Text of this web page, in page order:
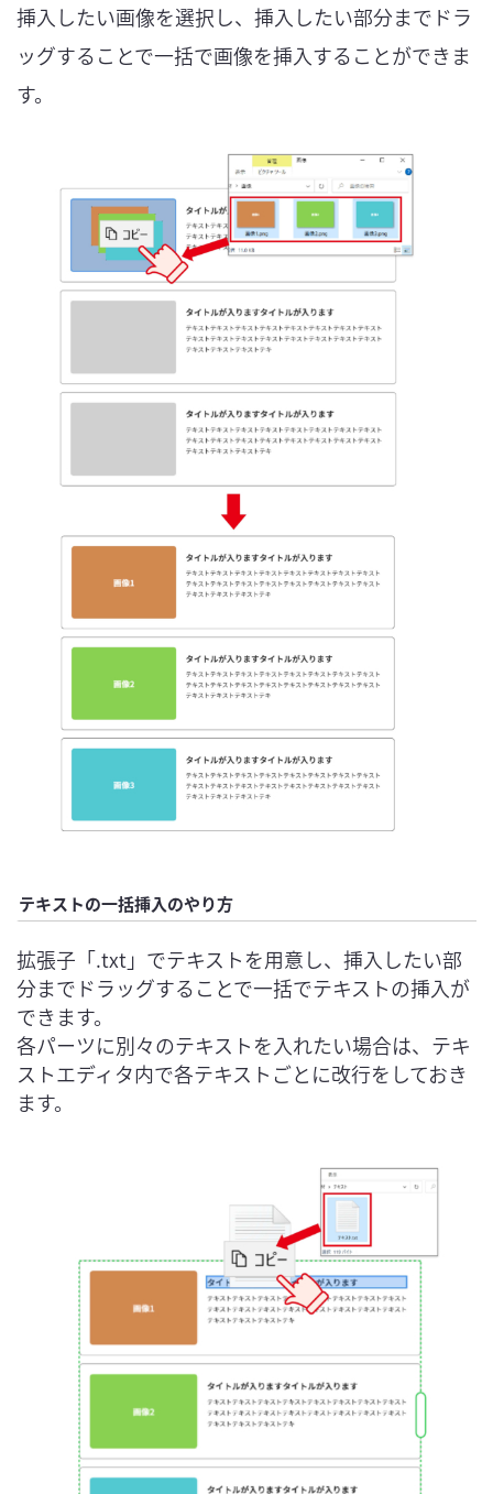
挿入したい画像を選択し、挿入したい部分までドラ
ッグすることで一括で画像を挿入することができま
す。
テキストの一括挿入のやり方
拡張子「.txt」でテキストを用意し、挿入したい部
分までドラッグすることで一括でテキストの挿入が
できます。
各パーツに別々のテキストを入れたい場合は、テキ
ストエディタ内で各テキストごとに改行をしておき
ます。